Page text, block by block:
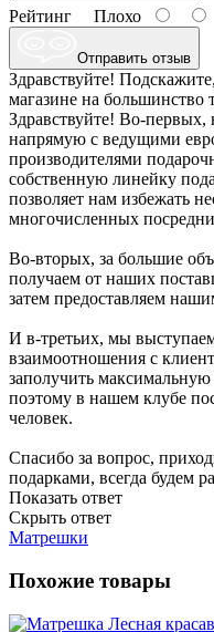
Рейтинг Плохо
Отправить отзыв
Здравствуйте!
магазине на большинство
Здравствуйте! Во-первых,
напрямую с ведущими
производителями
собственную линейку
позволяет нам избежать
многочисленных
Во-вторых, за большие
получаем от наших
затем предоставляем
И в-третьих, мы
взаимоотношения с
заполучить
поэтому в нашем клубе
человек.
Спасибо за вопрос,
подарками, всегда будем
Показать ответ
Скрыть ответ
Матрешки
Похожие товары